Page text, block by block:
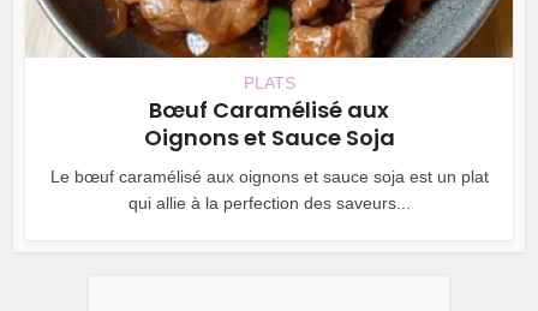
PLATS
Bœuf Caramélisé aux
Oignons et Sauce Soja
Le bœuf caramélisé aux oignons et sauce soja est un plat
qui allie à la perfection des saveurs...